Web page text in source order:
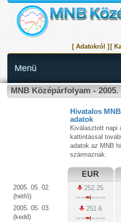
[ Adatokról ] [
Menü
MNB Középárfolyam - 2005.
Hivatalos
adatok
Kiválasztott napi
kattintással
adatok az MNB
származnak.
EUR
2005. 05. 02.
(hétfő)
252.25
2005. 05. 03.
(kedd)
251.6